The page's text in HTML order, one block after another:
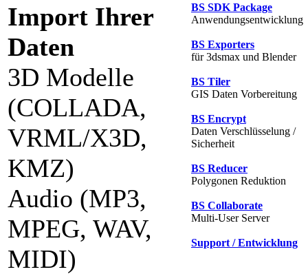
Import Ihrer
Daten
3D Modelle
(COLLADA,
VRML/X3D,
KMZ)
Audio (MP3,
MPEG, WAV,
MIDI)
BS SDK Package
Anwendungsentwicklung
BS Exporters
für 3dsmax und Blender
BS Tiler
GIS Daten Vorbereitung
BS Encrypt
Daten Verschlüsselung /
Sicherheit
BS Reducer
Polygonen Reduktion
BS Collaborate
Multi-User Server
Support / Entwicklung